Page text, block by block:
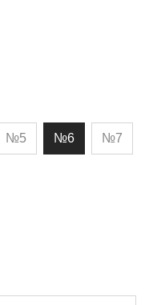
№5 №6 №7